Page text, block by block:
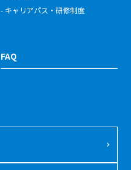
- キャリアパス・研修制度
FAQ